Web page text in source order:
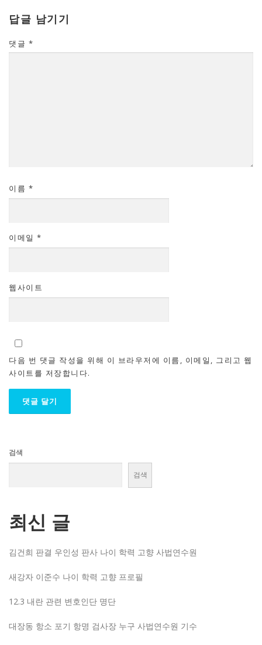
답글 남기기
댓글 *
이름 *
이메일 *
웹사이트
다음 번 댓글 작성을 위해 이 브라우저에 이름, 이메일, 그리고 웹
사이트를 저장합니다.
검색
검색
최신 글
김건희 판결 우인성 판사 나이 학력 고향 사법연수원
새강자 이준수 나이 학력 고향 프로필
12.3 내란 관련 변호인단 명단
대장동 항소 포기 항명 검사장 누구 사법연수원 기수